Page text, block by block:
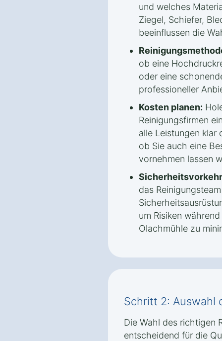
und welches
Ziegel, Schiefer,
beeinflussen die
ob eine
oder eine
professioneller
Kosten planen:
Reinigungsfirmen
alle Leistungen klar
ob Sie auch eine
vornehmen lassen
das
um Risiken
Olachmühle zu
Schritt 2: Auswahl
Die Wahl des richtigen
entscheidend für die